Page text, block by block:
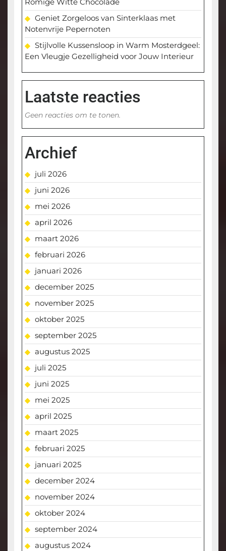
Romige Witte Chocolade
Geniet Zorgeloos van Sinterklaas met
Notenvrije Pepernoten
Stijlvolle Kussensloop in Warm Mosterdgeel:
Een Vleugje Gezelligheid voor Jouw Interieur
Laatste reacties
Geen reacties om te tonen.
Archief
juli 2026
juni 2026
mei 2026
april 2026
maart 2026
februari 2026
januari 2026
december 2025
november 2025
oktober 2025
september 2025
augustus 2025
juli 2025
juni 2025
mei 2025
april 2025
maart 2025
februari 2025
januari 2025
december 2024
november 2024
oktober 2024
september 2024
augustus 2024